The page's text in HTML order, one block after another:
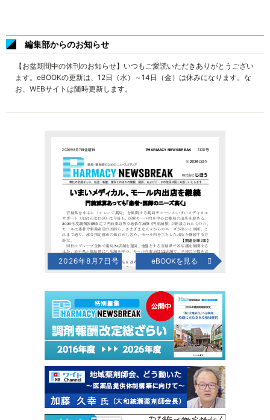
編集部からのお知らせ
【お盆期間中の休刊のお知らせ】いつもご愛読いただきありがとうござい
ます。eBOOKの更新は、12日（水）～14日（金）は休みになります。な
お、WEBサイトは随時更新します。
2026年8月7日号 eBOOKを見る